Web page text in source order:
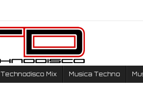
Technodisco Mix Musica Techno